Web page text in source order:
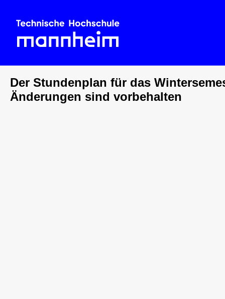
Der Stundenplan für das
Änderungen sind vorbehalten